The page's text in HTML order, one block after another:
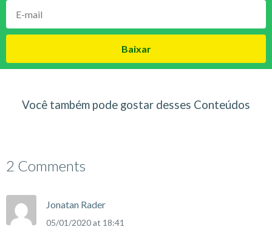
Baixar
Você também pode gostar desses Conteúdos
2 Comments
Jonatan Rader
05/01/2020 at 18:41